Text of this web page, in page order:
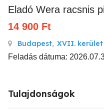
Eladó Wera racsnis
14 900 Ft
Budapest, XVII. kerület
Feladás dátuma:
Tulajdonságok